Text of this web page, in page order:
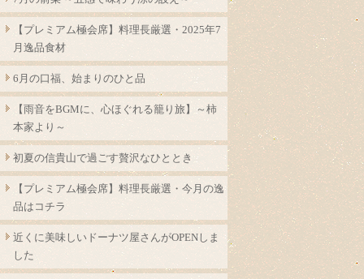
【プレミアム極会席】料理長厳選・2025年7
月逸品食材
6月の口福、始まりのひと品
【雨音をBGMに、心ほぐれる籠り旅】～柿
本家より～
初夏の信貴山で過ごす贅沢なひととき
【プレミアム極会席】料理長厳選・今月の逸
品はコチラ
近くに美味しいドーナツ屋さんがOPENしま
した